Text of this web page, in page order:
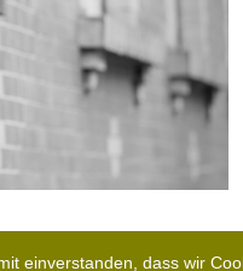
einverstanden, dass wir